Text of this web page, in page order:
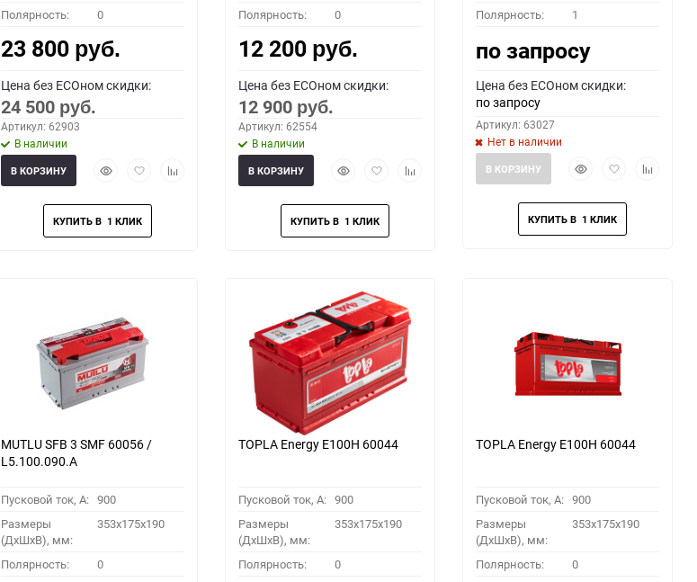
Полярность: 0
23 800 руб.
Цена без ECOном скидки:
24 500 руб.
Артикул: 62903
В наличии
БыстрыйДобавить
избранное
Добавить
В КОРЗИНУ
Полярность: 0
12 200 руб.
Цена без ECOном скидки:
12 900 руб.
Артикул: 62554
В наличии
БыстрыйДобавить
избранное
Добавить
В КОРЗИНУ
Полярность: 1
по запросу
Цена без ECOном скидки:
по запросу
Артикул: 63027
Нет в наличии
БыстрыйДобавить
избранное
Добавить
В КОРЗИНУ
MUTLU SFB 3 SMF 60056 /
L5.100.090.A
Пусковой ток, A: 900
Размеры
(ДхШхВ), мм:
353x175x190
Полярность: 0
TOPLA Energy E100H 60044
Пусковой ток, A: 900
Размеры
(ДхШхВ), мм:
353x175x190
Полярность: 0
TOPLA Energy E100H 60044
Пусковой ток, A: 900
Размеры
(ДхШхВ), мм:
353x175x190
Полярность: 0